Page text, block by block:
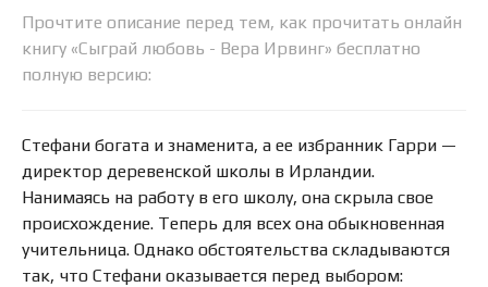
Прочтите описание перед тем, как прочитать онлайн
книгу «Сыграй любовь - Вера Ирвинг» бесплатно
полную версию:
Стефани богата и знаменита, а ее избранник Гарри —
директор деревенской школы в Ирландии.
Нанимаясь на работу в его школу, она скрыла свое
происхождение. Теперь для всех она обыкновенная
учительница. Однако обстоятельства складываются
так, что Стефани оказывается перед выбором: